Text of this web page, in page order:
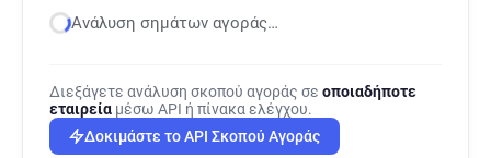
Ανάλυση σημάτων αγοράς…
Διεξάγετε ανάλυση σκοπού αγοράς σε οποιαδήποτε
εταιρεία μέσω API ή πίνακα ελέγχου.
Δοκιμάστε το API Σκοπού Αγοράς